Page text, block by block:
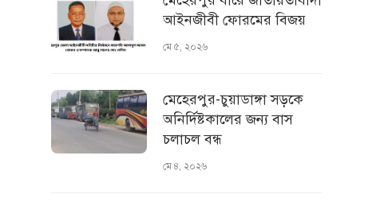
আইনজীবী ফোরমের বিজয়
মে ৫, ২০২৬
মেহেরপুর-চুয়াডাঙ্গা সড়কে
অনির্দিষ্টকালের জন্য বাস
চলাচল বন্ধ
মে ৪, ২০২৬